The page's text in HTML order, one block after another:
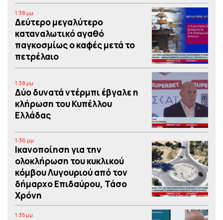
1:38 μμ
Δεύτερο μεγαλύτερο
καταναλωτικό αγαθό
παγκοσμίως ο καφές μετά το
πετρέλαιο
1:38 μμ
Δύο δυνατά ντέρμπι έβγαλε η
κλήρωση του Κυπέλλου
Ελλάδας
1:36 μμ
Iκανοποίηση για την
ολοκλήρωση του κυκλικού
κόμβου Λυγουριού από τον
δήμαρχο Επιδαύρου, Τάσο
Χρόνη
1:35 μμ